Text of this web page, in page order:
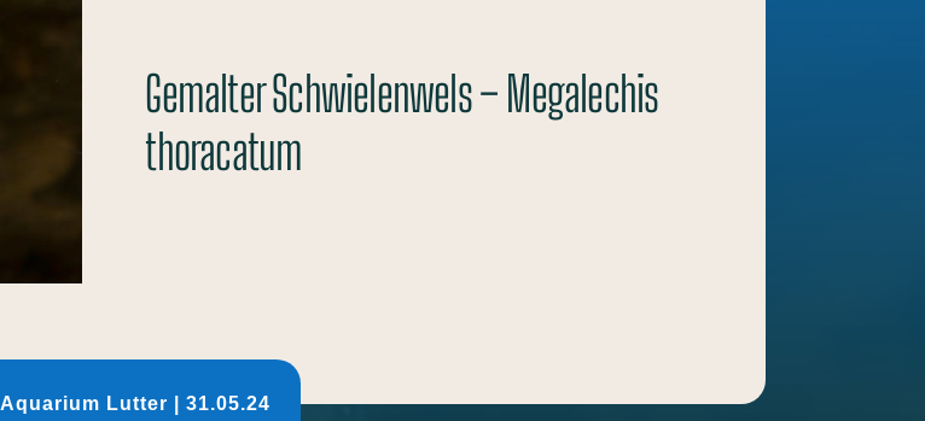
Gemalter Schwielenwels – Megalechis
thoracatum
Aquarium Lutter 31.05.24